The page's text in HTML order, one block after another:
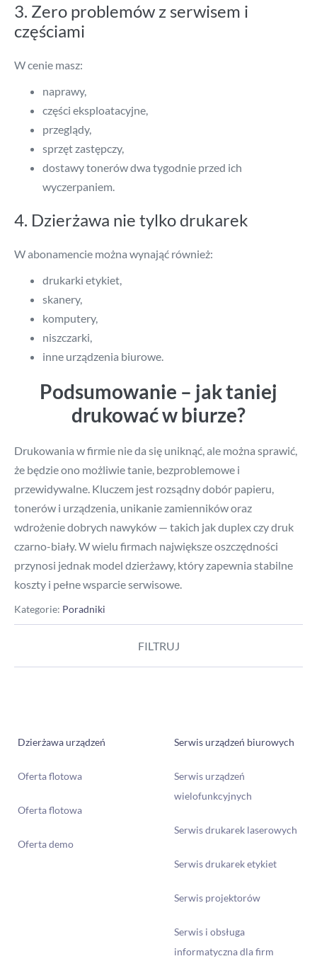
3. Zero problemów z serwisem i
częściami
W cenie masz:
naprawy,
części eksploatacyjne,
przeglądy,
sprzęt zastępczy,
dostawy tonerów dwa tygodnie przed ich
wyczerpaniem.
4. Dzierżawa nie tylko drukarek
W abonamencie można wynająć również:
drukarki etykiet,
skanery,
komputery,
niszczarki,
inne urządzenia biurowe.
Podsumowanie – jak taniej
drukować w biurze?
Drukowania w firmie nie da się uniknąć, ale można sprawić,
że będzie ono możliwie tanie, bezproblemowe i
przewidywalne. Kluczem jest rozsądny dobór papieru,
tonerów i urządzenia, unikanie zamienników oraz
wdrożenie dobrych nawyków — takich jak duplex czy druk
czarno-biały. W wielu firmach największe oszczędności
przynosi jednak model dzierżawy, który zapewnia stabilne
koszty i pełne wsparcie serwisowe.
Kategorie: Poradniki
FILTRUJ
Tanie drukowanie w biurze – to możliwe!
Dzierżawa urządzeń
Oferta flotowa
Oferta flotowa
Oferta demo
Serwis urządzeń biurowych
Serwis urządzeń
wielofunkcyjnych
Serwis drukarek laserowych
Serwis drukarek etykiet
Serwis projektorów
Serwis i obsługa
informatyczna dla firm